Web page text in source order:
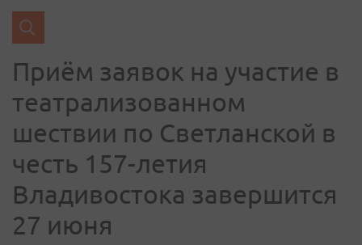
Приём заявок на участие в
театрализованном
шествии по Светланской в
честь 157-летия
Владивостока завершится
27 июня